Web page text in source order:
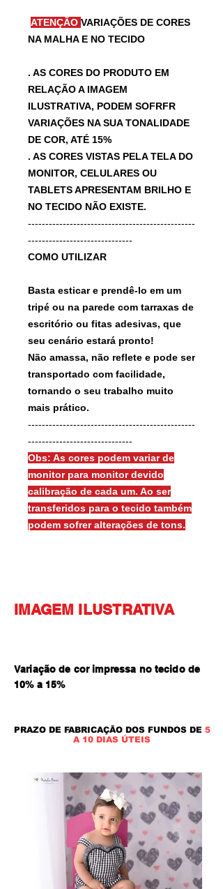
ATENÇÃO VARIAÇÕES DE CORES
NA MALHA E NO TECIDO
. AS CORES DO PRODUTO EM
RELAÇÃO A IMAGEM
ILUSTRATIVA, PODEM SOFRFR
VARIAÇÕES NA SUA TONALIDADE
DE COR, ATÉ 15%
. AS CORES VISTAS PELA TELA DO
MONITOR, CELULARES OU
TABLETS APRESENTAM BRILHO E
NO TECIDO NÃO EXISTE.
------------------------------------------------
------------------------------
COMO UTILIZAR
Basta esticar e prendê-lo em um
tripé ou na parede com tarraxas de
escritório ou fitas adesivas, que
seu cenário estará pronto!
Não amassa, não reflete e pode ser
transportado com facilidade,
tornando o seu trabalho muito
mais prático.
------------------------------------------------
------------------------------
Obs: As cores podem variar de
monitor para monitor devido
calibração de cada um. Ao ser
transferidos para o tecido também
podem sofrer alterações de tons.
IMAGEM ILUSTRATIVA
Variação de cor impressa no tecido de
10% a 15%
PRAZO DE FABRICAÇÃO DOS FUNDOS DE 5
A 10 DIAS ÚTEIS